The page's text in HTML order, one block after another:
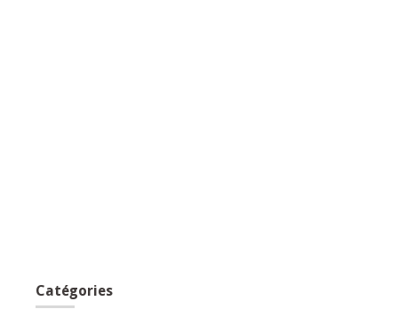
Catégories